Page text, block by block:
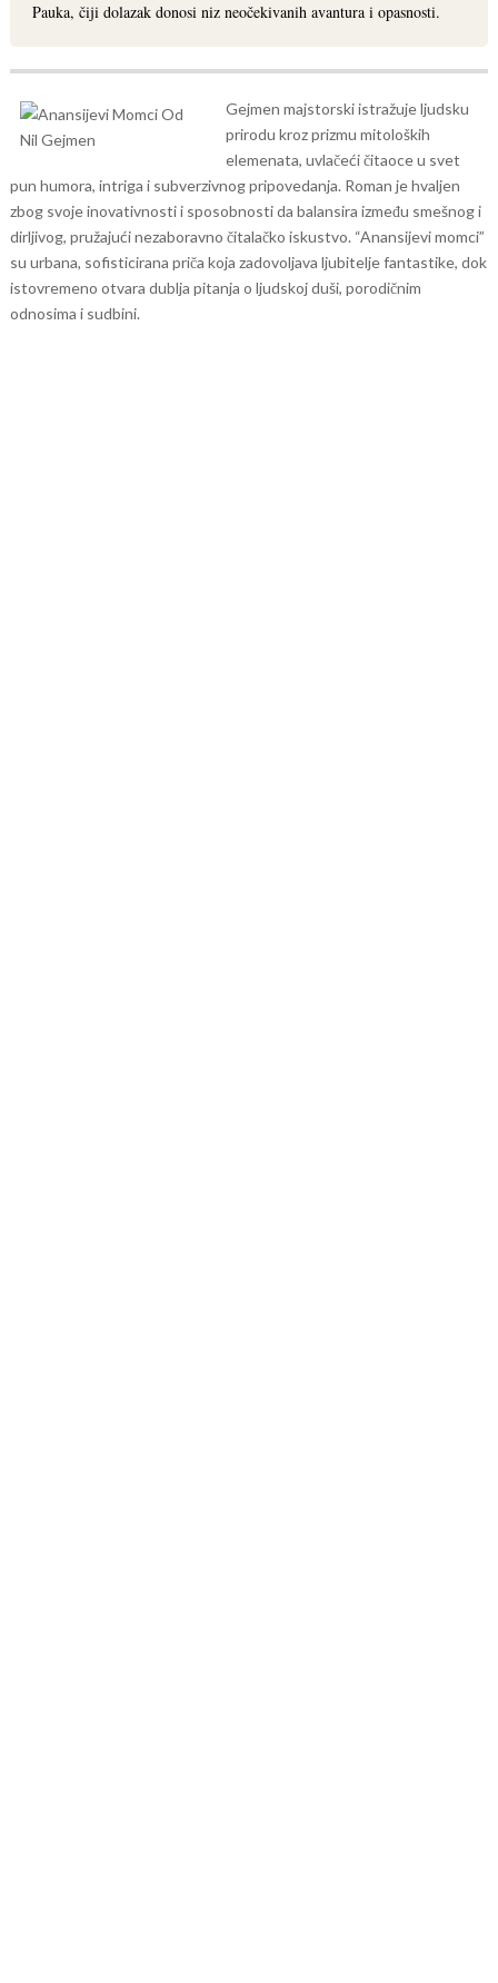
Pauka, čiji dolazak donosi niz neočekivanih avantura i opasnosti.
Gejmen majstorski istražuje ljudsku
prirodu kroz prizmu mitoloških
elemenata, uvlačeći čitaoce u svet
pun humora, intriga i subverzivnog pripovedanja. Roman je hvaljen
zbog svoje inovativnosti i sposobnosti da balansira između smešnog i
dirljivog, pružajući nezaboravno čitalačko iskustvo. “Anansijevi momci”
su urbana, sofisticirana priča koja zadovoljava ljubitelje fantastike, dok
istovremeno otvara dublja pitanja o ljudskoj duši, porodičnim
odnosima i sudbini.